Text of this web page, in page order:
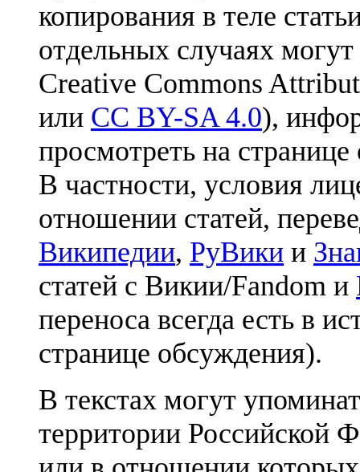
копирования в теле
отдельных случаях
Creative Commons
или CC BY-SA 4.0),
просмотреть на
В частности, условия
отношении статей,
Википедии, РуВики и
статей с Викии/Fandom и
переноса всегда есть в
странице обсуждения).
В текстах могут
территории Российской